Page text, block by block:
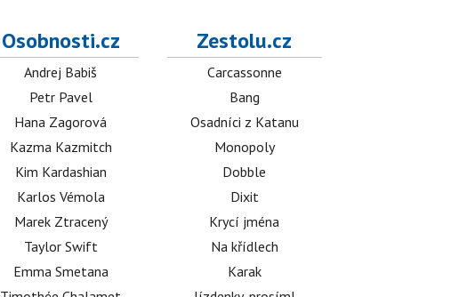
Osobnosti.cz
Andrej Babiš
Petr Pavel
Hana Zagorová
Kazma Kazmitch
Kim Kardashian
Karlos Vémola
Marek Ztracený
Taylor Swift
Emma Smetana
Zestolu.cz
Carcassonne
Bang
Osadníci z Katanu
Monopoly
Dobble
Dixit
Krycí jména
Na křídlech
Karak